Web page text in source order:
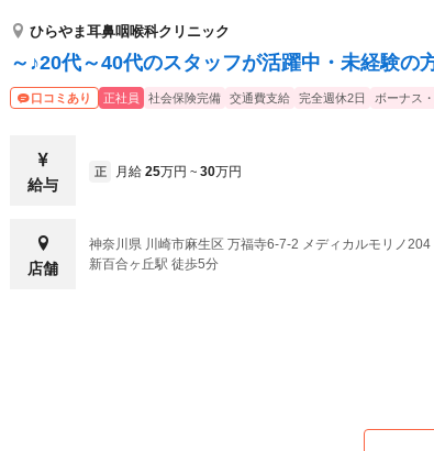
ひらやま耳鼻咽喉科クリニック
～♪20代～40代のスタッフが活躍中・未経験の
口コミあり 正社員 社会保険完備 交通費支給 完全週休2日 ボーナス
給与
正 月給 25万円 ~ 30万円
店舗
神奈川県 川崎市麻生区 万福寺6-7-2 メディカルモリノ204
新百合ヶ丘駅 徒歩5分